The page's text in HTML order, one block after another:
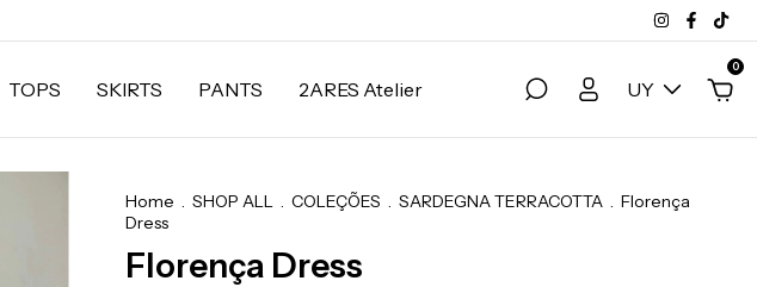
TOPS SKIRTS PANTS 2ARES Atelier UY
0
Home . SHOP ALL . COLEÇÕES . SARDEGNA TERRACOTTA . Florença
Dress
Florença Dress